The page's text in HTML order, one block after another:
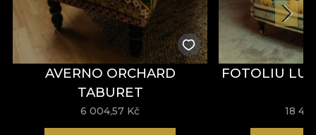
AVERNO ORCHARD
TABURET
6 004,57 Kč
FOTOLIU
18